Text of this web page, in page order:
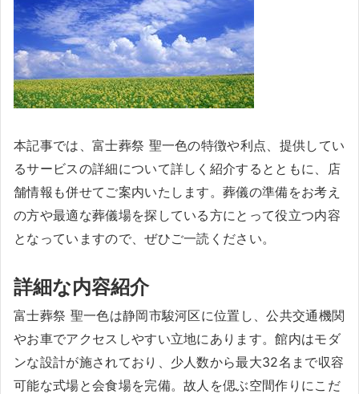
本記事では、富士葬祭 聖一色の特徴や利点、提供してい
るサービスの詳細について詳しく紹介するとともに、店
舗情報も併せてご案内いたします。葬儀の準備をお考え
の方や最適な葬儀場を探している方にとって役立つ内容
となっていますので、ぜひご一読ください。
詳細な内容紹介
富士葬祭 聖一色は静岡市駿河区に位置し、公共交通機関
やお車でアクセスしやすい立地にあります。館内はモダ
ンな設計が施されており、少人数から最大32名まで収容
可能な式場と会食場を完備。故人を偲ぶ空間作りにこだ